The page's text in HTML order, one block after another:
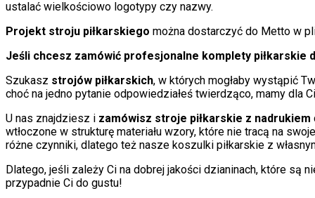
ustalać wielkościowo logotypy czy nazwy.
Projekt stroju piłkarskiego można dostarczyć do Metto w
Jeśli chcesz zamówić profesjonalne komplety piłkarskie
Szukasz strojów piłkarskich, w których mogłaby wystąpić
choć na jedno pytanie odpowiedziałeś twierdząco, mamy dla
U nas znajdziesz i zamówisz stroje piłkarskie z nadrukiem
wtłoczone w strukturę materiału wzory, które nie tracą na
różne czynniki, dlatego też nasze koszulki piłkarskie z
Dlatego, jeśli zależy Ci na dobrej jakości dzianinach, które są
przypadnie Ci do gustu!